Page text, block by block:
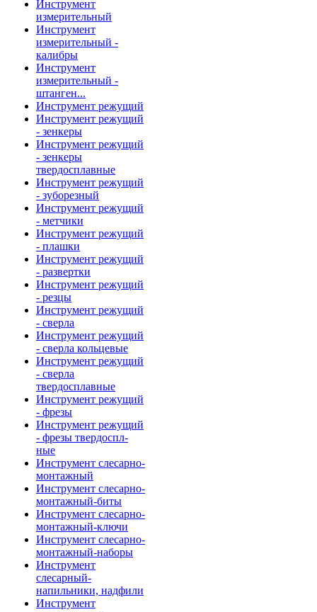
Инструмент
измерительный
Инструмент
измерительный -
калибры
Инструмент
измерительный -
штанген...
Инструмент режущий
Инструмент режущий
- зенкеры
Инструмент режущий
- зенкеры
твердосплавные
Инструмент режущий
- зуборезный
Инструмент режущий
- метчики
Инструмент режущий
- плашки
Инструмент режущий
- развертки
Инструмент режущий
- резцы
Инструмент режущий
- сверла
Инструмент режущий
- сверла кольцевые
Инструмент режущий
- сверла
твердосплавные
Инструмент режущий
- фрезы
Инструмент режущий
- фрезы твердоспл-
ные
Инструмент слесарно-
монтажный
Инструмент слесарно-
монтажный-биты
Инструмент слесарно-
монтажный-ключи
Инструмент слесарно-
монтажный-наборы
Инструмент
слесарный-
напильники, надфили
Инструмент